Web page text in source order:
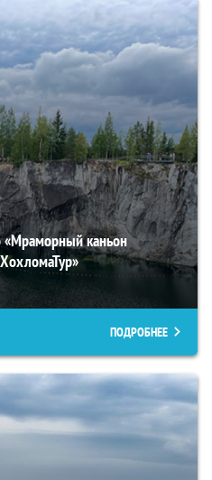
«Мраморный каньон
ПОДРОБНЕЕ